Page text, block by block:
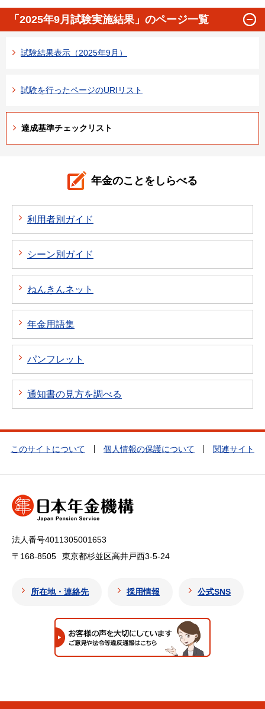
「2025年9月試験実施結果」のページ一覧
試験結果表示（2025年9月）
試験を行ったページのURIリスト
達成基準チェックリスト
年金のことをしらべる
利用者別ガイド
シーン別ガイド
ねんきんネット
年金用語集
パンフレット
通知書の見方を調べる
このサイトについて 個人情報の保護について 関連サイト
法人番号4011305001653
〒168-8505
東京都杉並区高井戸西3-5-24
所在地・連絡先 採用情報 公式SNS